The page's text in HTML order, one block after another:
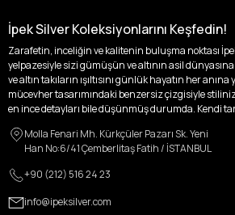
İpek Silver Koleksiyonlarını Keşfedin!
Zarafetin, inceliğin ve kalitenin buluşma noktası
yelpazesiyle sizi gümüşün ve altının asil
ve altın takıların ışıltısını günlük hayatın her anına
mücevher tasarımındaki benzersiz çizgisiyle
en ince detayları bile düşünmüş durumda. Kendi
özgünlüğünüzü ön plana çıkaracak
İpek Silver’da her bir parça, sizin benzersiz
kendinizi ifade etmek için özel bir parça arayışında
sevdiklerinize unutulmaz bir hediye vermek isteyin,
ölümsüzleştirecek anlara uygun seçeneklerimizle
Molla Fenari Mh. Kürkçüler Pazarı Sk. Yeni
Han No:6/41 Çemberlitaş Fatih / İSTANBUL
+90 (212) 516 24 23
info@ipeksilver.com